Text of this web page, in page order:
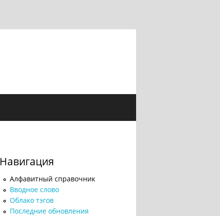
Навигация
Алфавитный справочник
Вводное слово
Облако тэгов
Последние обновления